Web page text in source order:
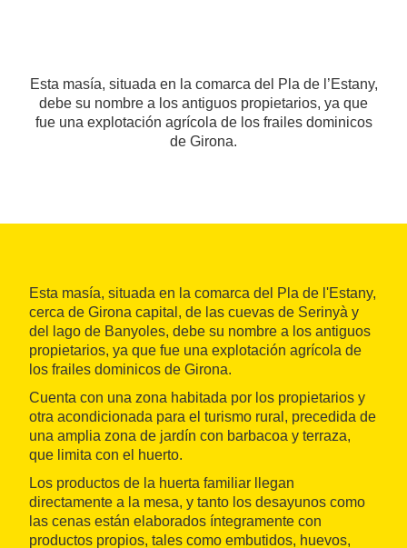
Esta masía, situada en la comarca del Pla de l’Estany,
debe su nombre a los antiguos propietarios, ya que
fue una explotación agrícola de los frailes dominicos
de Girona.
Esta masía, situada en la comarca del Pla de l'Estany,
cerca de Girona capital, de las cuevas de Serinyà y
del lago de Banyoles, debe su nombre a los antiguos
propietarios, ya que fue una explotación agrícola de
los frailes dominicos de Girona.
Cuenta con una zona habitada por los propietarios y
otra acondicionada para el turismo rural, precedida de
una amplia zona de jardín con barbacoa y terraza,
que limita con el huerto.
Los productos de la huerta familiar llegan
directamente a la mesa, y tanto los desayunos como
las cenas están elaborados íntegramente con
productos propios, tales como embutidos, huevos,